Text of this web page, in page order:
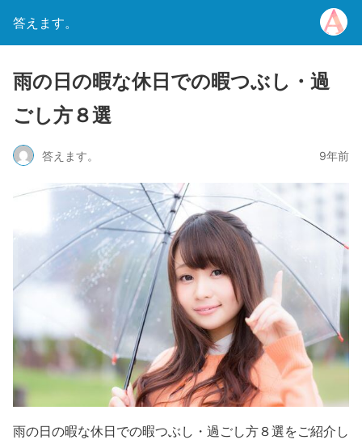
答えます。
雨の日の暇な休日での暇つぶし・過
ごし方８選
答えます。 9年前
雨の日の暇な休日での暇つぶし・過ごし方８選をご紹介し